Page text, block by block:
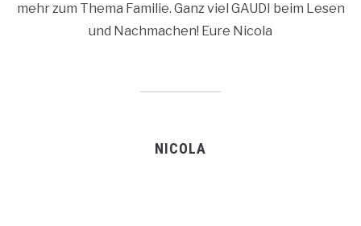
mehr zum Thema Familie. Ganz viel GAUDI beim Lesen
und Nachmachen! Eure Nicola
NICOLA